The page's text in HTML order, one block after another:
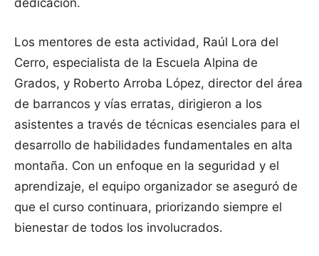
dedicación.
Los mentores de esta actividad, Raúl Lora del
Cerro, especialista de la Escuela Alpina de
Grados, y Roberto Arroba López, director del área
de barrancos y vías erratas, dirigieron a los
asistentes a través de técnicas esenciales para el
desarrollo de habilidades fundamentales en alta
montaña. Con un enfoque en la seguridad y el
aprendizaje, el equipo organizador se aseguró de
que el curso continuara, priorizando siempre el
bienestar de todos los involucrados.